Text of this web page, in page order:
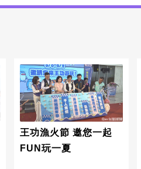
王功漁火節 邀您一起
FUN玩一夏